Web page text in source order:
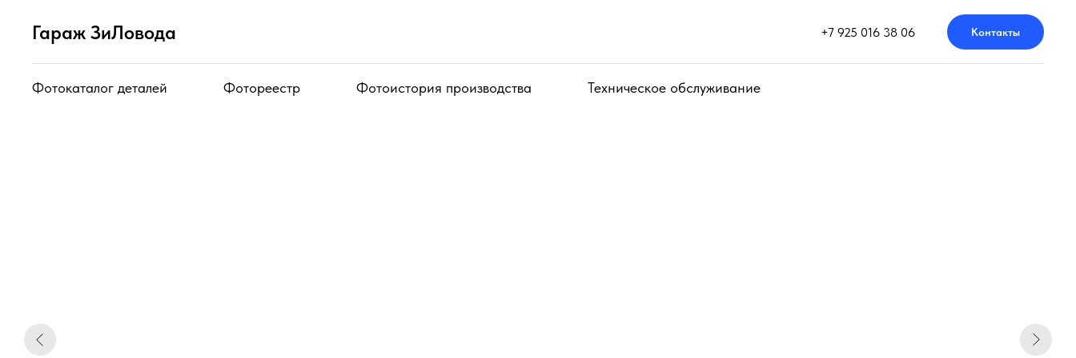
Гараж ЗиЛовода +7 925 016 38 06 Контакты
Фотокаталог деталей Фотореестр Фотоистория производства Техническое обслуживание